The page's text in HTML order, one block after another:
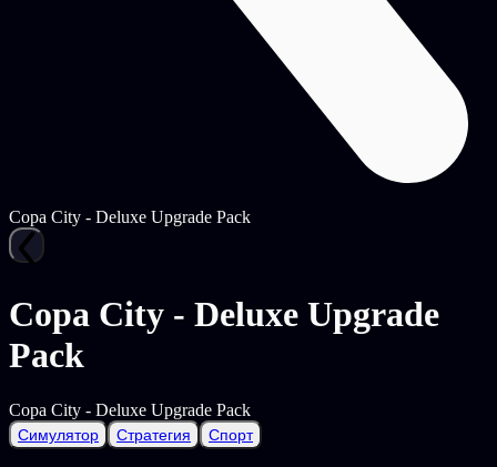
Copa City - Deluxe Upgrade Pack
Copa City - Deluxe Upgrade
Pack
Copa City - Deluxe Upgrade Pack
Симулятор Стратегия Спорт